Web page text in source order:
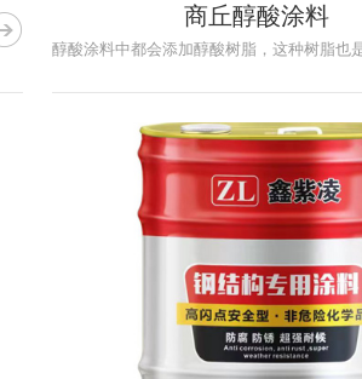
商丘醇酸涂料